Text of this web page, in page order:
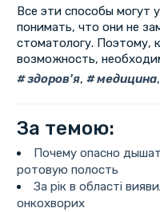
Все эти способы могут
понимать, что они не
стоматологу. Поэтому,
возможность,
здоров'я, медицина,
За темою:
Почему опасно
ротовую полость
За рік в області
онкохворих